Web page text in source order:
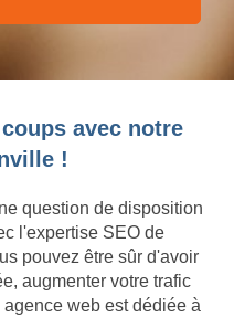
avec notre
!
question de disposition
l'expertise SEO de
pouvez être sûr d'avoir
augmenter votre trafic
web est dédiée à